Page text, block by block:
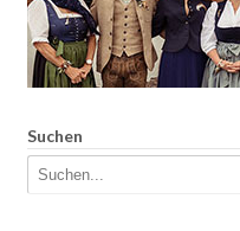
Suchen